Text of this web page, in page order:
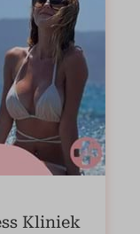
Kliniek